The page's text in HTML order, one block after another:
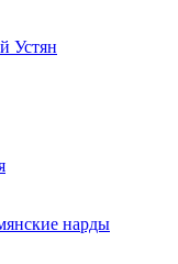
Устян
нарды